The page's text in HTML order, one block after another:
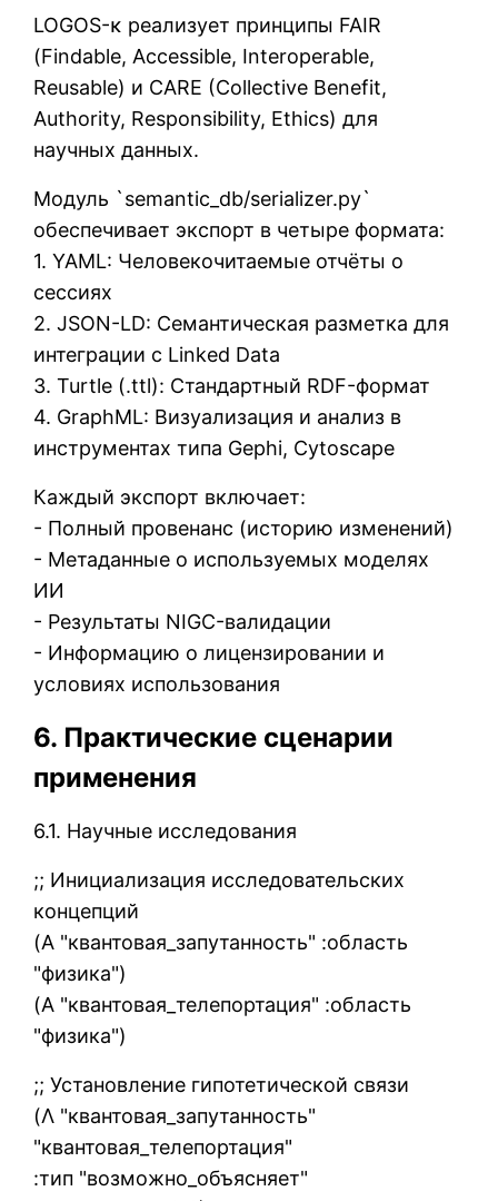
LOGOS-κ реализует принципы FAIR
(Findable, Accessible, Interoperable,
Reusable) и CARE (Collective Benefit,
Authority, Responsibility, Ethics) для
научных данных.
Модуль `semantic_db/serializer.py`
обеспечивает экспорт в четыре формата:
1. YAML: Человекочитаемые отчёты о
сессиях
2. JSON-LD: Семантическая разметка для
интеграции с Linked Data
3. Turtle (.ttl): Стандартный RDF-формат
4. GraphML: Визуализация и анализ в
инструментах типа Gephi, Cytoscape
Каждый экспорт включает:
- Полный провенанс (историю изменений)
- Метаданные о используемых моделях
ИИ
- Результаты NIGC-валидации
- Информацию о лицензировании и
условиях использования
6. Практические сценарии
применения
6.1. Научные исследования
;; Инициализация исследовательских
концепций
(Α "квантовая_запутанность" :область
"физика")
(Α "квантовая_телепортация" :область
"физика")
;; Установление гипотетической связи
(Λ "квантовая_запутанность"
"квантовая_телепортация"
:тип "возможно_объясняет"